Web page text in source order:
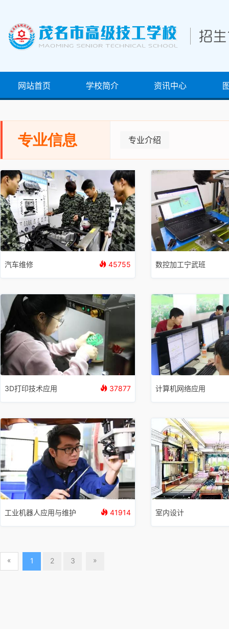
网站首页 学校简介 资讯中心
专业信息 专业介绍
汽车维修 45755 数控加工宁武班
3D打印技术应用 37877 计算机网络应用
工业机器人应用与维护 41914 室内设计
« 1 2 3 »